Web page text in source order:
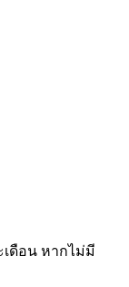
ดือน หากไม่มี